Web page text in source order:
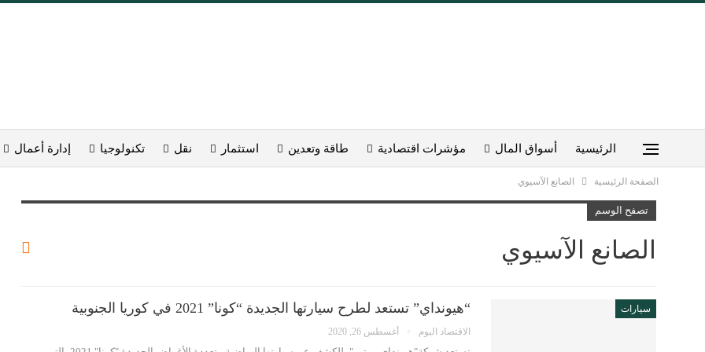
الرئيسية أسواق المال مؤشرات اقتصادية طاقة وتعدين استثمار نقل تكنولوجيا إدارة أعمال
الصفحة الرئيسية الصانع الآسيوي
تصفح الوسم
الصانع الآسيوي
سيارات “هيونداي” تستعد لطرح سيارتها الجديدة “كونا” 2021 في كوريا الجنوبية
الاقتصاد اليوم أغسطس 26, 2020